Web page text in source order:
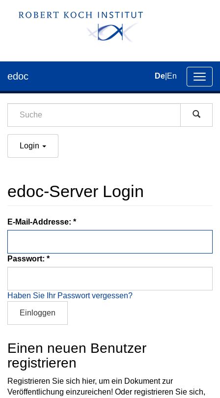
der
edoc De En
Login
edoc-Server Login
E-Mail-Addresse:
Passwort:
Haben Sie Ihr Passwort vergessen?
Einloggen
Einen neuen Benutzer
registrieren
Registrieren Sie sich hier, um ein Dokument zur
Veröffentlichung einzureichen! Oder registrieren Sie sich,